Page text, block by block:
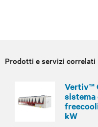
Prodotti e servizi correlati
Vertiv™
sistema
kW